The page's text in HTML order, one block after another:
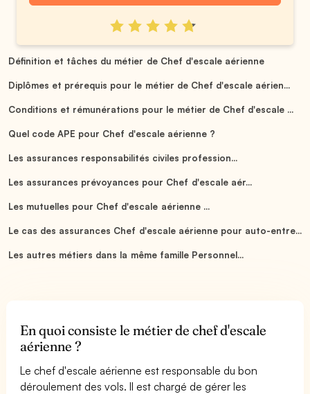
Définition et tâches du métier de Chef d'escale aérienne
Diplômes et prérequis pour le métier de Chef d'escale aérien...
Conditions et rémunérations pour le métier de Chef d'escale ...
Quel code APE pour Chef d'escale aérienne ?
Les assurances responsabilités civiles profession...
Les assurances prévoyances pour Chef d'escale aér...
Les mutuelles pour Chef d'escale aérienne ...
Le cas des assurances Chef d'escale aérienne pour auto-entre...
Les autres métiers dans la même famille Personnel...
En quoi consiste le métier de chef d'escale
aérienne ?
Le chef d'escale aérienne est responsable du bon
déroulement des vols. Il est chargé de gérer les